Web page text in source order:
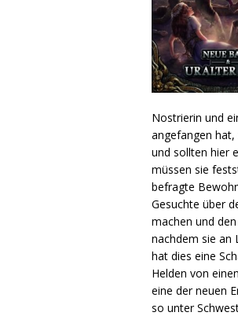
Nostrierin und
angefangen
und sollten hier
müssen sie
befragte
Gesuchte über
machen und
nachdem sie an
hat dies eine
Helden von
eine der neuen
so unter